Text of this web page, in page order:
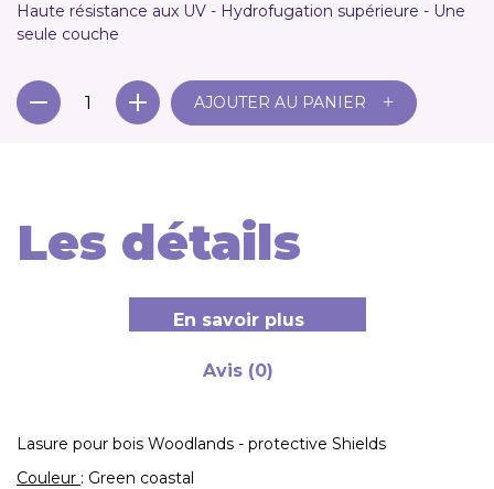
Haute résistance aux UV - Hydrofugation supérieure - Une
seule couche
AJOUTER AU PANIER +
Les détails
En savoir plus
Avis (0)
Lasure pour bois Woodlands - protective Shields
Couleur : Green coastal